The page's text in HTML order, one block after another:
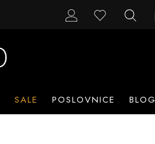
SALE POSLOVNICE BLOG